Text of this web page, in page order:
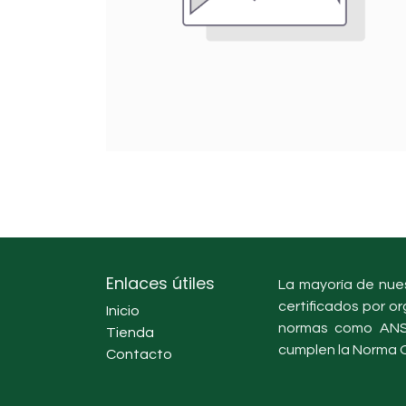
Enlaces útiles
Inicio
Tienda
Contacto
La mayoría de
certificados por
normas como
cumplen la Norma